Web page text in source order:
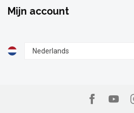
Mijn account